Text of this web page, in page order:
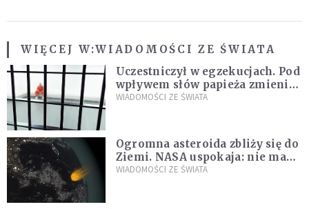
WIĘCEJ W:WIADOMOŚCI ZE ŚWIATA
Uczestniczył w egzekucjach. Pod
wpływem słów papieża zmienił
zdanie
WIADOMOŚCI ZE ŚWIATA
Ogromna asteroida zbliży się do
Ziemi. NASA uspokaja: nie ma
zagrożenia
WIADOMOŚCI ZE ŚWIATA